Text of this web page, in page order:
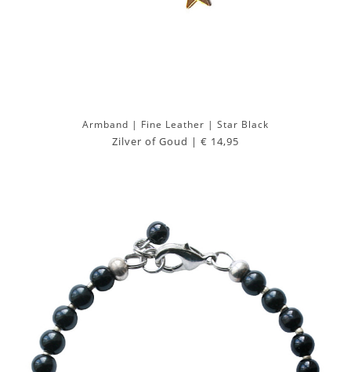
Armband | Fine Leather | Star Black
Zilver of Goud | € 14,95